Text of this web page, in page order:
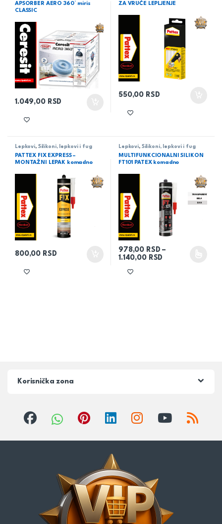
APSORBER AERO 360° miris
CLASSIC
1.049,00 RSD
ZA VRUĆE LEPLJENJE
550,00 RSD
Lepkovi, Silikoni, lepkovi i fug
PATTEX FIX EXPRESS –
MONTAŽNI LEPAK komadno
800,00 RSD
Lepkovi, Silikoni, lepkovi i fug
MULTIFUNKCIONALNI SILIKON
FT101 PATEX komadno
978,00 RSD –
1.140,00 RSD
Ovaj proizvod ima više
Korisnička zona